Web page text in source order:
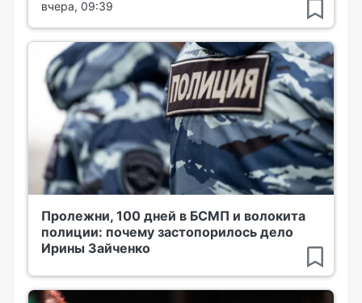
вчера, 09:39
Пролежни, 100 дней в БСМП и волокита
полиции: почему застопорилось дело
Ирины Зайченко